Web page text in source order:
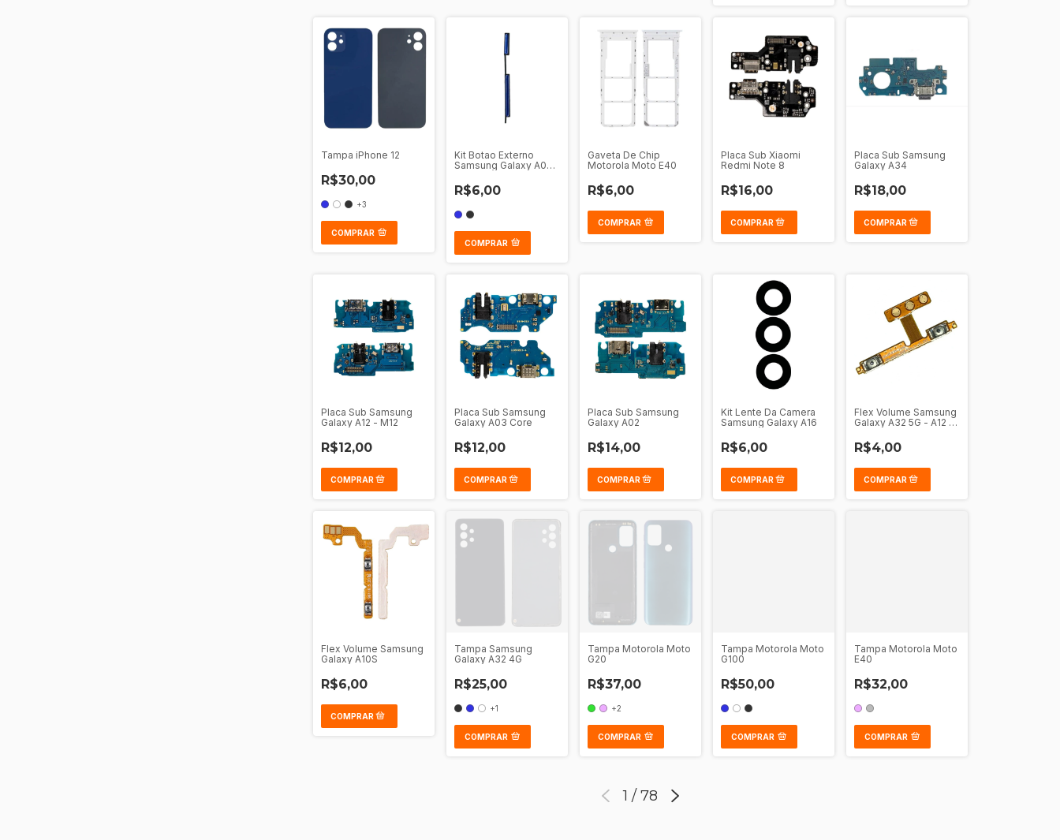
Tampa iPhone 12
R$30,00
+3
COMPRAR
Kit Botao Externo
Samsung Galaxy A03
R$6,00
COMPRAR
Gaveta De Chip
Motorola Moto E40
R$6,00
COMPRAR
Placa Sub Xiaomi
Redmi Note 8
R$16,00
Placa Sub Samsung
Galaxy A34
R$18,00
Placa Sub Samsung
Galaxy A12 - M12
R$12,00
Placa Sub Samsung
Galaxy A03 Core
R$12,00
Placa Sub Samsung
Galaxy A02
R$14,00
Kit Lente Da Camera
Samsung Galaxy A16
R$6,00
Flex Volume Samsung
Galaxy A32 5G - A12 -
5G - M31S - A13 137
R$4,00
Flex Volume Samsung
Galaxy A10S
R$6,00
Tampa Samsung
Galaxy A32 4G
R$25,00
+1
COMPRAR
Tampa Motorola Moto
G20
R$37,00
+2
COMPRAR
Tampa Motorola Moto
G100
R$50,00
COMPRAR
Tampa Motorola Moto
E40
R$32,00
COMPRAR
1 / 78